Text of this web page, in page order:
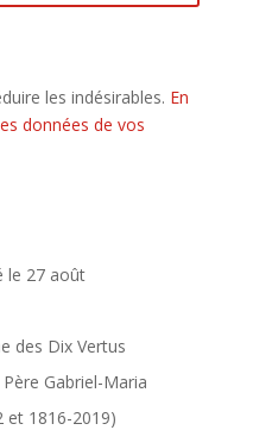
les indésirables. En
données de vos
le 27 août
des Dix Vertus
Gabriel-Maria
et 1816-2019)